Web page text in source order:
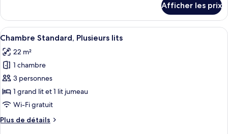
chambre :
Standard
Single
Room
Standard
Single
Room
Afficher les prix
Afficher
toutes
les
photos
pour
ce
type
chambre :
Une chambre d’hôtel avec un lit, un
3
Chambre Standard, Plusieurs lits
22 m²
1 chambre
3 personnes
1 grand lit et 1 lit jumeau
Wi-Fi gratuit
Plus de détails
Plus